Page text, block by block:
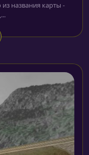
названия карты -